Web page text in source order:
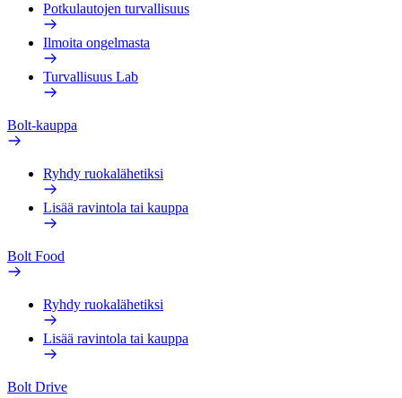
Potkulautojen turvallisuus
Ilmoita ongelmasta
Turvallisuus Lab
Bolt-kauppa
Ryhdy ruokalähetiksi
Lisää ravintola tai kauppa
Bolt Food
Ryhdy ruokalähetiksi
Lisää ravintola tai kauppa
Bolt Drive